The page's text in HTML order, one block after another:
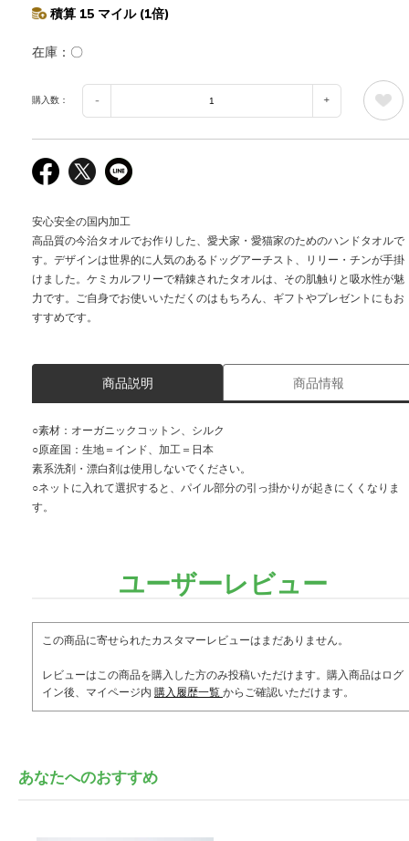
積算 15 マイル (1倍)
在庫 〇
購入数：
安心安全の国内加工
高品質の今治タオルでお作りした、愛犬家・愛猫家のためのハンドタオルで
す。デザインは世界的に人気のあるドッグアーチスト、リリー・チンが手掛
けました。ケミカルフリーで精錬されたタオルは、その肌触りと吸水性が魅
力です。ご自身でお使いいただくのはもちろん、ギフトやプレゼントにもお
すすめです。
商品説明 商品情報
○素材：オーガニックコットン、シルク
○原産国：生地＝インド、加工＝日本
素系洗剤・漂白剤は使用しないでください。
○ネットに入れて選択すると、パイル部分の引っ掛かりが起きにくくなりま
す。
ユーザーレビュー
この商品に寄せられたカスタマーレビューはまだありません。
レビューはこの商品を購入した方のみ投稿いただけます。購入商品はログ
イン後、マイページ内 購入履歴一覧 からご確認いただけます。
あなたへのおすすめ